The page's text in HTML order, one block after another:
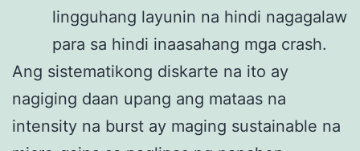
lingguhang layunin na hindi nagagalaw
para sa hindi inaasahang mga crash.
Ang sistematikong diskarte na ito ay
nagiging daan upang ang mataas na
intensity na burst ay maging sustainable na